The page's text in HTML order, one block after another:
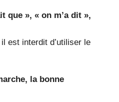
que », « on m’a dit »,
est interdit d’utiliser le
la bonne